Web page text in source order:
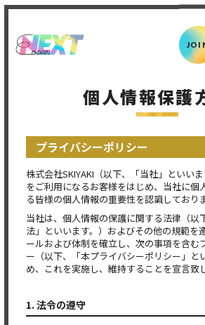
個人情報保護
プライバシーポリシー
株式会社SKIYAKI（以下、「当社」といい
をご利用になるお客様をはじめ、当社に個
る皆様の個人情報の重要性を認識しておりま
当社は、個人情報の保護に関する法律（以
法」といいます。）およびその他の規範を
ールおよび体制を確立し、次の事項を含む
ー（以下、「本プライバシーポリシー」と
め、これを実施し、維持することを宣言致
1. 法令の遵守